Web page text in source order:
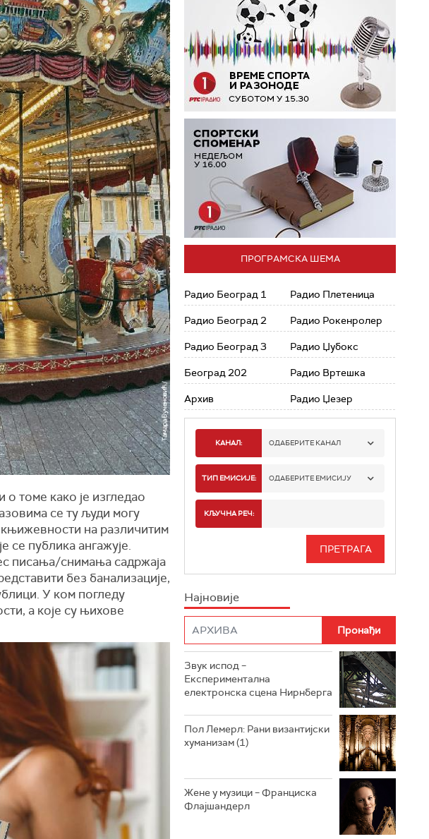
томе како је изгледао
се ту људи могу
на различитим
се публика ангажује.
писања/снимања садржаја
без банализације,
У ком погледу
а које су њихове
ПРОГРАМСКА ШЕМА
Радио Београд 1
Радио Београд 2
Радио Београд 3
Београд 202
Архив
Радио Плетеница
Радио Рокенролер
Радио Џубокс
Радио Вртешка
Радио Џезер
КАНАЛ: ОДАБЕРИТЕ КАНАЛ
РАДИО БЕОГРАД 1
РАДИО БЕОГРАД 3
РАДИО РОКЕНРОЛЕР
РАДИО ЏУБОКС
РАДИО ВРТЕШКА
РАДИО ЏЕЗЕР
ТИП ЕМИСИЈЕ: ОДАБЕРИТЕ ЕМИСИЈУ
ИНФО
КЉУЧНА РЕЧ:
Најновије
Звук испод –
Експериментална
електронска сцена Нирнберга
Пол Лемерл: Рани византијски
хуманизам (1)
Жене у музици – Франциска
Флајшандерл